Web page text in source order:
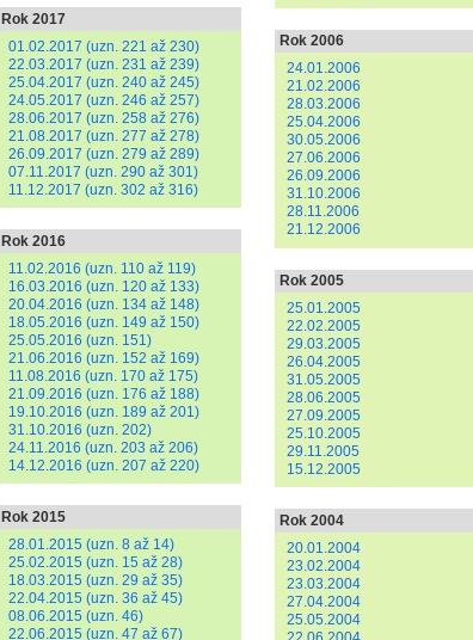
Rok 2017
01.02.2017 (uzn. 221 až 230)
22.03.2017 (uzn. 231 až 239)
25.04.2017 (uzn. 240 až 245)
24.05.2017 (uzn. 246 až 257)
28.06.2017 (uzn. 258 až 276)
21.08.2017 (uzn. 277 až 278)
26.09.2017 (uzn. 279 až 289)
07.11.2017 (uzn. 290 až 301)
11.12.2017 (uzn. 302 až 316)
Rok 2016
11.02.2016 (uzn. 110 až 119)
16.03.2016 (uzn. 120 až 133)
20.04.2016 (uzn. 134 až 148)
18.05.2016 (uzn. 149 až 150)
25.05.2016 (uzn. 151)
21.06.2016 (uzn. 152 až 169)
11.08.2016 (uzn. 170 až 175)
21.09.2016 (uzn. 176 až 188)
19.10.2016 (uzn. 189 až 201)
31.10.2016 (uzn. 202)
24.11.2016 (uzn. 203 až 206)
14.12.2016 (uzn. 207 až 220)
Rok 2015
28.01.2015 (uzn. 8 až 14)
25.02.2015 (uzn. 15 až 28)
18.03.2015 (uzn. 29 až 35)
22.04.2015 (uzn. 36 až 45)
08.06.2015 (uzn. 46)
22.06.2015 (uzn. 47 až 67)
Rok 2006
24.01.2006
21.02.2006
28.03.2006
25.04.2006
30.05.2006
27.06.2006
26.09.2006
31.10.2006
28.11.2006
21.12.2006
Rok 2005
25.01.2005
22.02.2005
29.03.2005
26.04.2005
31.05.2005
28.06.2005
27.09.2005
25.10.2005
29.11.2005
15.12.2005
Rok 2004
20.01.2004
23.02.2004
23.03.2004
27.04.2004
25.05.2004